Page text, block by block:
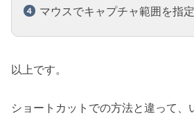
マウスでキャプチャ範囲を指定
以上です。
ショートカットでの方法と違って、